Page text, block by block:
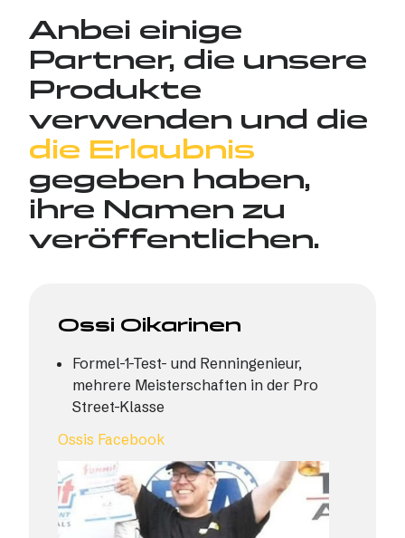
Anbei einige
Partner, die unsere
Produkte
verwenden und die
die Erlaubnis
gegeben haben,
ihre Namen zu
veröffentlichen.
Ossi Oikarinen
Formel-1-Test- und Renningenieur,
mehrere Meisterschaften in der Pro
Street-Klasse
Ossis Facebook